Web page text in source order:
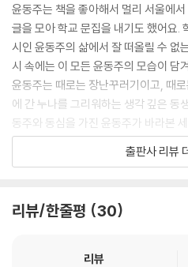
윤동주는 책을 좋아해서 멀리 서울에
글을 모아 학교 문집을 내기도 했어요.
시인 윤동주의 삶에서 잘 떠올릴 수 없
시 속에는 이 모든 윤동주의 모습이 담
윤동주는 때로는 장난꾸러기이고, 때
에 간 누나를 그리워하는 생각 깊은 동
동주와 동심을 가진 윤동주가 바라본
하늘을 나는 비행기를 보며, 긴긴 밤
보며 어떤 생각을 했을까요? 윤동주가
나도 윤동주처럼, 우리도 윤동주처럼
출판사 리뷰
리뷰/한줄평 30
리뷰